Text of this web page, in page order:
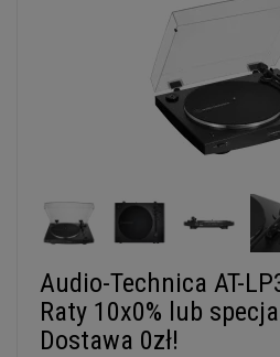
Audio-Technica AT-
Raty 10x0% lub
Dostawa 0zł!